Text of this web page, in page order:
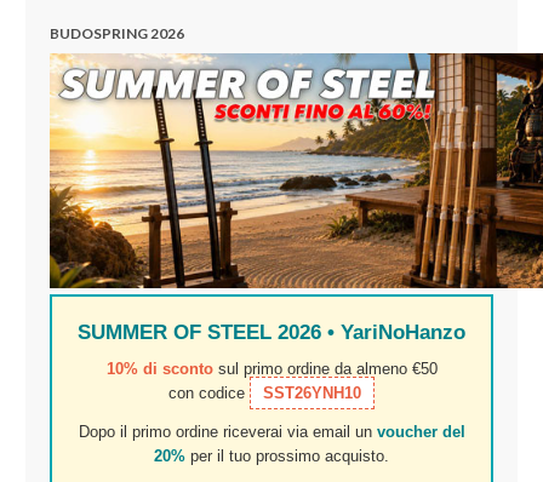
BUDOSPRING 2026
SUMMER OF STEEL 2026 • YariNoHanzo
10% di scontosul primo ordine da almeno €50
con codice
SST26YNH10
Dopo il primo ordine riceverai via email un voucher del
20% per il tuo prossimo acquisto.